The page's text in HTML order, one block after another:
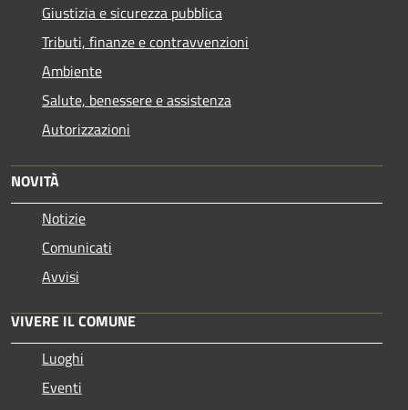
Giustizia e sicurezza pubblica
Tributi, finanze e contravvenzioni
Ambiente
Salute, benessere e assistenza
Autorizzazioni
NOVITÀ
Notizie
Comunicati
Avvisi
VIVERE IL COMUNE
Luoghi
Eventi